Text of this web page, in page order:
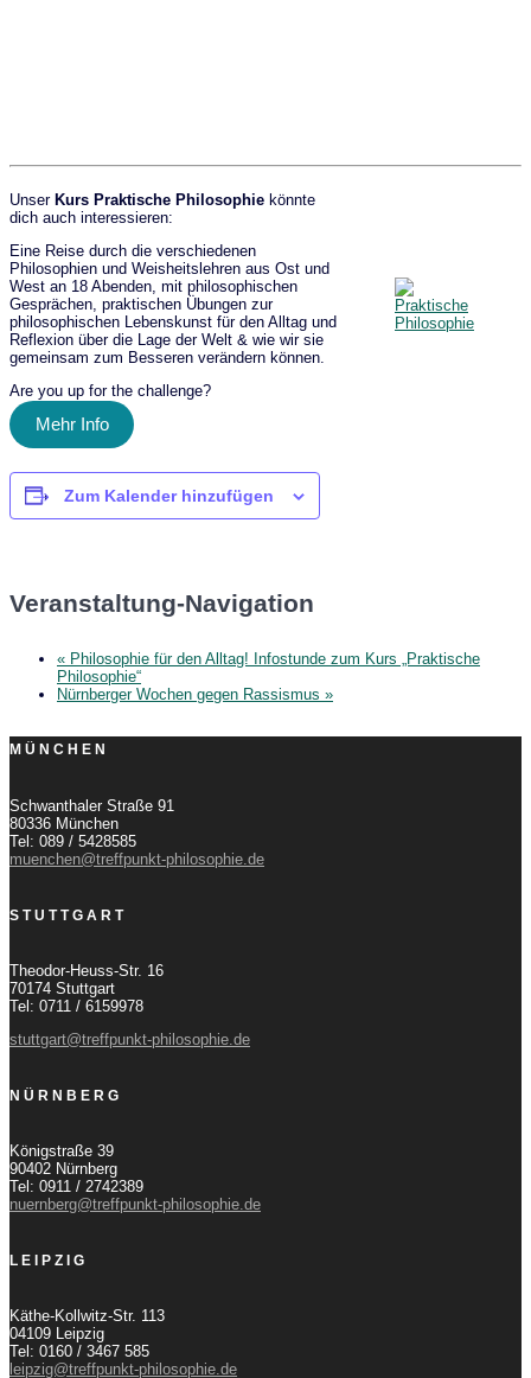
Unser Kurs Praktische Philosophie könnte
dich auch interessieren:
Eine Reise durch die verschiedenen
Philosophien und Weisheitslehren aus Ost und
West an 18 Abenden, mit philosophischen
Gesprächen, praktischen Übungen zur
philosophischen Lebenskunst für den Alltag und
Reflexion über die Lage der Welt & wie wir sie
gemeinsam zum Besseren verändern können.
Are you up for the challenge?
Mehr Info
Zum Kalender hinzufügen
Veranstaltung-Navigation
« Philosophie für den Alltag! Infostunde zum Kurs „Praktische
Philosophie“
Nürnberger Wochen gegen Rassismus »
MÜNCHEN
Schwanthaler Straße 91
80336 München
Tel: 089 / 5428585
muenchen@treffpunkt-philosophie.de
STUTTGART
Theodor-Heuss-Str. 16
70174 Stuttgart
Tel: 0711 / 6159978
stuttgart@treffpunkt-philosophie.de
NÜRNBERG
Königstraße 39
90402 Nürnberg
Tel: 0911 / 2742389
nuernberg@treffpunkt-philosophie.de
LEIPZIG
Käthe-Kollwitz-Str. 113
04109 Leipzig
Tel: 0160 / 3467 585
leipzig@treffpunkt-philosophie.de